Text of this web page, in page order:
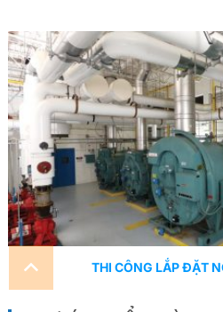
THI CÔNG LẮP ĐẶT